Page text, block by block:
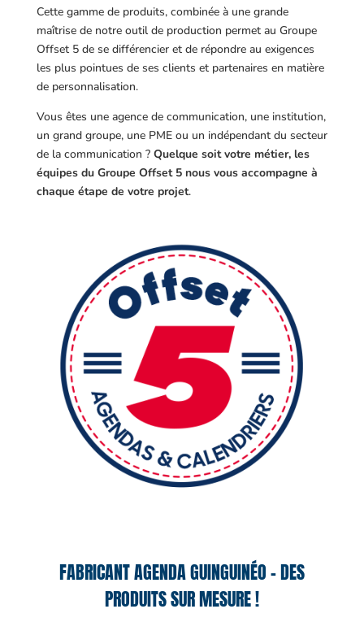
Cette gamme de produits, combinée à une grande
maîtrise de notre outil de production permet au Groupe
Offset 5 de se différencier et de répondre au exigences
les plus pointues de ses clients et partenaires en matière
de personnalisation.
Vous êtes une agence de communication, une institution,
un grand groupe, une PME ou un indépendant du secteur
de la communication ? Quelque soit votre métier, les
équipes du Groupe Offset 5 nous vous accompagne à
chaque étape de votre projet.
FABRICANT AGENDA GUINGUINÉO – DES
PRODUITS SUR MESURE !